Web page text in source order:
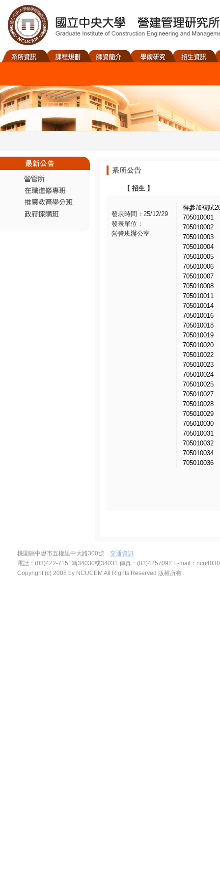
【 招生 】
發表時間：25/12/29
發表單位：
營管班辦公室
得參加複試
705010001
705010002
705010003
705010004
705010005
705010006
705010007
705010008
705010011
705010014
705010016
705010018
705010019
705010020
705010022
705010023
705010024
705010025
705010027
705010028
705010029
705010030
705010031
705010032
705010034
705010036
桃園縣中壢市五權里中大路300號 交通資訊
電話：(03)422-7151轉34030或34031 傳真：(03)4257092 E-mail：
Copyright (c) 2008 by NCUCEM All Rights Reserved 版權所有